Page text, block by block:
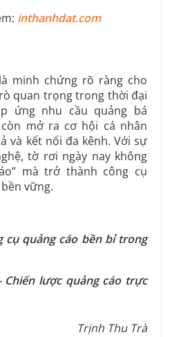
inthanhdat.com
minh chứng rõ ràng cho
quan trọng trong thời đại
ứng nhu cầu quảng bá
mở ra cơ hội cá nhân
và kết nối đa kênh. Với sự
tờ rơi ngày nay không
mà trở thành công cụ
vững.
cụ quảng cáo bền bỉ trong
lược quảng cáo trực
Trịnh Thu Trà